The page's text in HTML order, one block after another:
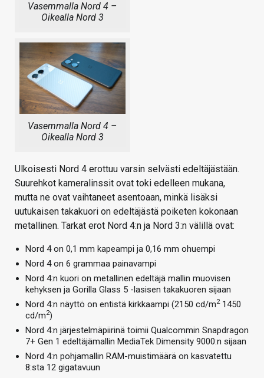
Vasemmalla Nord 4 –
Oikealla Nord 3
Vasemmalla Nord 4 –
Oikealla Nord 3
Ulkoisesti Nord 4 erottuu varsin selvästi edeltäjästään.
Suurehkot kameralinssit ovat toki edelleen mukana,
mutta ne ovat vaihtaneet asentoaan, minkä lisäksi
uutukaisen takakuori on edeltäjästä poiketen kokonaan
metallinen. Tarkat erot Nord 4:n ja Nord 3:n välillä ovat:
Nord 4 on 0,1 mm kapeampi ja 0,16 mm ohuempi
Nord 4 on 6 grammaa painavampi
Nord 4:n kuori on metallinen edeltäjä mallin muovisen
kehyksen ja Gorilla Glass 5 -lasisen takakuoren sijaan
Nord 4:n näyttö on entistä kirkkaampi (2150 cd/m21450
cd/m2)
Nord 4:n järjestelmäpiirinä toimii Qualcommin Snapdragon
7+ Gen 1 edeltäjämallin MediaTek Dimensity 9000:n sijaan
Nord 4:n pohjamallin RAM-muistimäärä on kasvatettu
8:sta 12 gigatavuun